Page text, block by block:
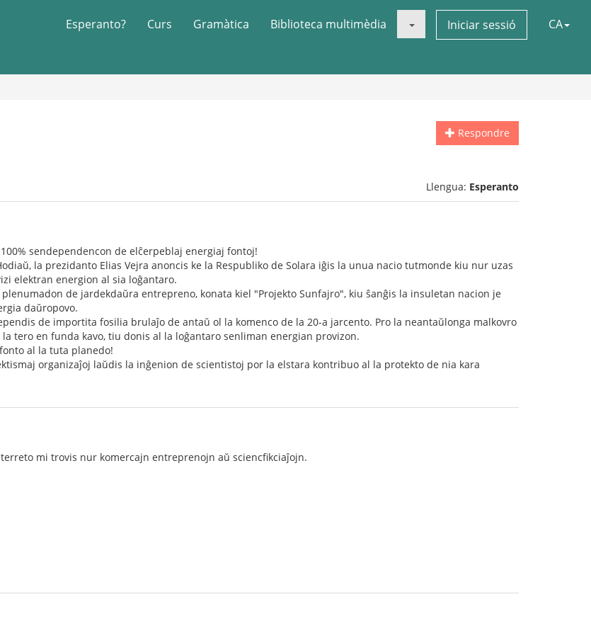
Esperanto? Curs Gramàtica Biblioteca multimèdia Iniciar sessió CA
Respondre
Llengua: Esperanto
sendependencon de elĉerpeblaj energiaj fontoj!
la prezidanto Elias Vejra anoncis ke la Respubliko de Solara iĝis la unua nacio tutmonde kiu nur uzas
elektran energion al sia loĝantaro.
de jardekdaŭra entrepreno, konata kiel "Projekto Sunfajro", kiu ŝanĝis la insuletan nacion je
daŭropovo.
de importita fosilia brulaĵo de antaŭ ol la komenco de la 20-a jarcento. Pro la neantaŭlonga malkovro
tero en funda kavo, tiu donis al la loĝantaro senliman energian provizon.
al la tuta planedo!
organizaĵoj laŭdis la inĝenion de scientistoj por la elstara kontribuo al la protekto de nia kara
mi trovis nur komercajn entreprenojn aŭ sciencfikciaĵojn.